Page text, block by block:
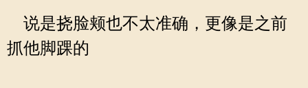
说是挠脸颊也不太准确，更像是之前
抓他脚踝的